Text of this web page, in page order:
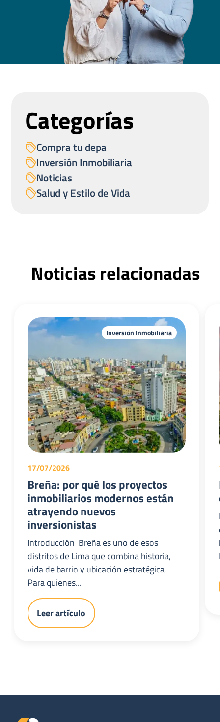
Categorías
Compra tu depa
Inversión Inmobiliaria
Noticias
Salud y Estilo de Vida
Noticias relacionadas
Inversión Inmobiliaria
17/07/2026
Breña: por qué los proyectos
inmobiliarios modernos están
atrayendo nuevos
inversionistas
Introducción Breña es uno de esos
distritos de Lima que combina historia,
vida de barrio y ubicación estratégica.
Para quienes...
Leer artículo